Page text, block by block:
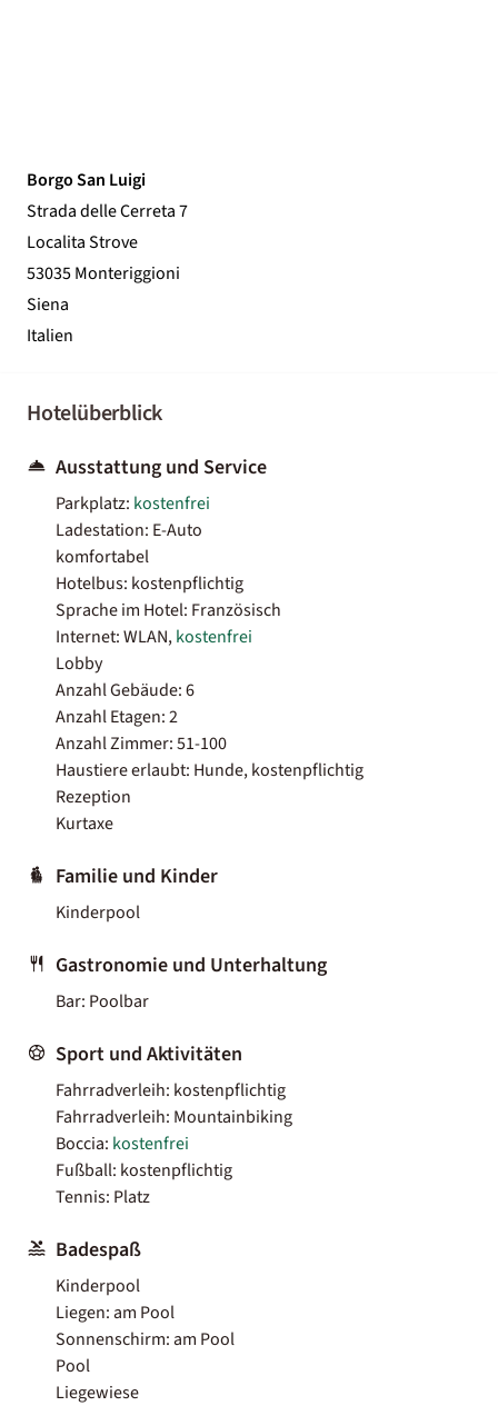
Borgo San Luigi
Strada delle Cerreta 7
Localita Strove
53035 Monteriggioni
Siena
Italien
Hotelüberblick
Ausstattung und Service
Parkplatz: kostenfrei
Ladestation: E-Auto
komfortabel
Hotelbus: kostenpflichtig
Sprache im Hotel: Französisch
Internet: WLAN,kostenfrei
Lobby
Anzahl Gebäude: 6
Anzahl Etagen: 2
Anzahl Zimmer: 51-100
Haustiere erlaubt: Hunde, kostenpflichtig
Rezeption
Kurtaxe
Familie und Kinder
Kinderpool
Gastronomie und Unterhaltung
Bar: Poolbar
Sport und Aktivitäten
Fahrradverleih: kostenpflichtig
Fahrradverleih: Mountainbiking
Boccia: kostenfrei
Fußball: kostenpflichtig
Tennis: Platz
Badespaß
Kinderpool
Liegen: am Pool
Sonnenschirm: am Pool
Pool
Liegewiese